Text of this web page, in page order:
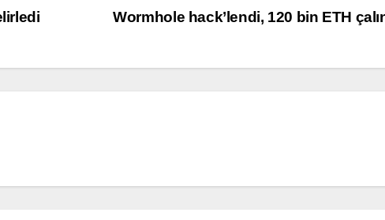
Wormhole hack’lendi, 120 bin ETH